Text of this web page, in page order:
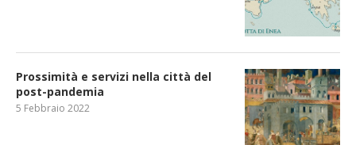
Prossimità e servizi nella città del
post-pandemia
5 Febbraio 2022